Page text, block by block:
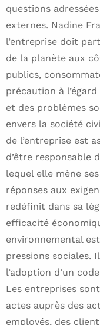
questions
externes. Nadine
l’entreprise doit
de la planète aux
publics,
précaution à
et des problèmes
envers la société
de l’entreprise est
d’être responsable
lequel elle mène
réponses aux
redéfinit dans sa
efficacité
environnemental
pressions sociales.
l’adoption d’un
Les entreprises
actes auprès des
employés, des